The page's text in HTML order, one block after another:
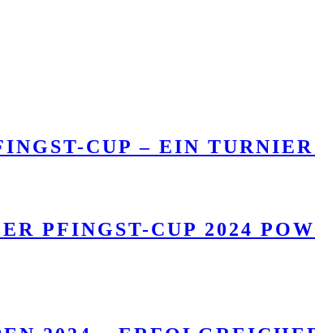
CUP – EIN
PFINGST-CUP 2024